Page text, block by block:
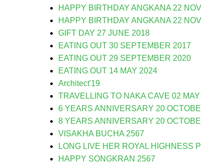
HAPPY BIRTHDAY ANGKANA 22
HAPPY BIRTHDAY ANGKANA 22
GIFT DAY 27 JUNE 2018
EATING OUT 30 SEPTEMBER 2017
EATING OUT 29 SEPTEMBER 2020
EATING OUT 14 MAY 2024
Architect'19
TRAVELLING TO NAKA CAVE 02
6 YEARS ANNIVERSARY 20
8 YEARS ANNIVERSARY 20
VISAKHA BUCHA 2567
LONG LIVE HER ROYAL HIGHNESS
HAPPY SONGKRAN 2567